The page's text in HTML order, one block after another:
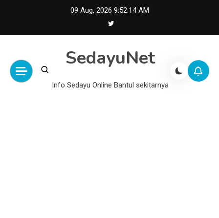
09 Aug, 2026 9:52:15 AM
SedayuNet
Info Sedayu Online Bantul sekitarnya